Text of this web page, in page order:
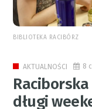
BIBLIOTEKA RACIBÓRZ
AKTUALNOŚCI 8
długi